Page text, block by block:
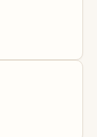
节奏，却日程总
但我又常常不